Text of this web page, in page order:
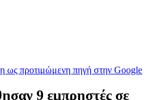
ως προτιμώμενη πηγή στην Google
9 εμπρηστές σε